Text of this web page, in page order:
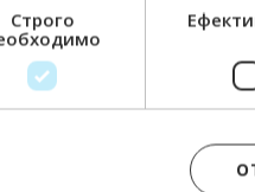
И ПРОМОЦИИ НА
СЕ КЪМ ВАЙБЪР КАНАЛА НА
новини
Google News
Строго